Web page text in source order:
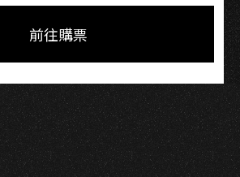
Link
前往購票